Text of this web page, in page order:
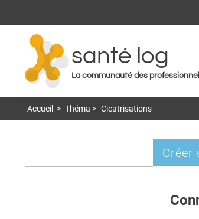
santé log
La communauté des
Accueil > Théma > Cicatrisations
Onglets
Créer